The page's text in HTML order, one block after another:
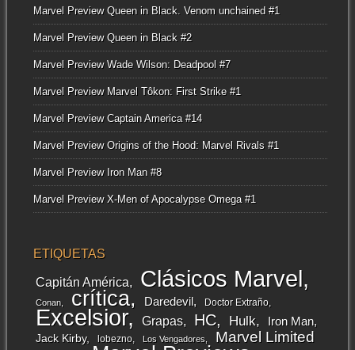
Marvel Preview Queen in Black. Venom unchained #1
Marvel Preview Queen in Black #2
Marvel Preview Wade Wilson: Deadpool #7
Marvel Preview Marvel Tôkon: First Strike #1
Marvel Preview Captain America #14
Marvel Preview Origins of the Hood: Marvel Rivals #1
Marvel Preview Iron Man #8
Marvel Preview X-Men of Apocalypse Omega #1
ETIQUETAS
Capitán América Clásicos Marvel
Conan crítica Daredevil Doctor Extraño
Excelsior Grapas HC Hulk Iron Man
Jack Kirby lobezno Los Vengadores
Marvel Limited